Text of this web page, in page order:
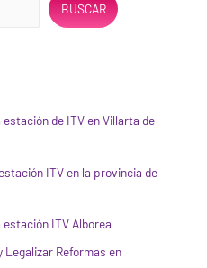
BUSCAR
de ITV en Villarta de
ITV en la provincia de
ITV Alborea
Legalizar Reformas en